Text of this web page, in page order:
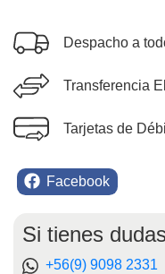
Despacho a
Transferencia
Tarjetas de
Facebook
Si tienes
+56(9) 9098 2331